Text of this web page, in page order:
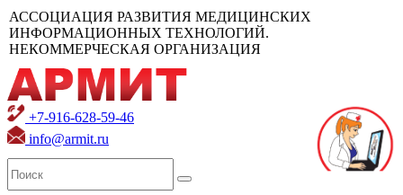
АССОЦИАЦИЯ РАЗВИТИЯ МЕДИЦИНСКИХ
ИНФОРМАЦИОННЫХ ТЕХНОЛОГИЙ.
НЕКОММЕРЧЕСКАЯ ОРГАНИЗАЦИЯ
+7-916-628-59-46
info@armit.ru